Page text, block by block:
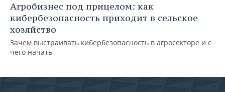
Агробизнес под прицелом: как
кибербезопасность приходит в сельское
хозяйство
Зачем выстраивать кибербезопасность в агросекторе и с
чего начать